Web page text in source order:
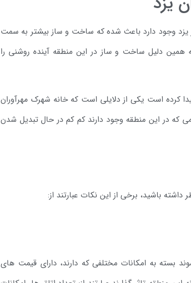
وجود دارد باعث شده که ساخت و ساز بیشتر به سمت
دلیل ساخت و ساز در این منطقه آینده روشنی را
کرده است یکی از دلایلی است که خانه شهرک مهرآوران
که در این منطقه وجود دارند کم کم در حال تبدیل شدن
باشید، برخی از این نکات عبارتند از:
بسته به امکانات مختلفی که دارند، دارای قیمت های